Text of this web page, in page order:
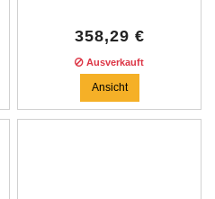
358,29 €
Ausverkauft
Ansicht